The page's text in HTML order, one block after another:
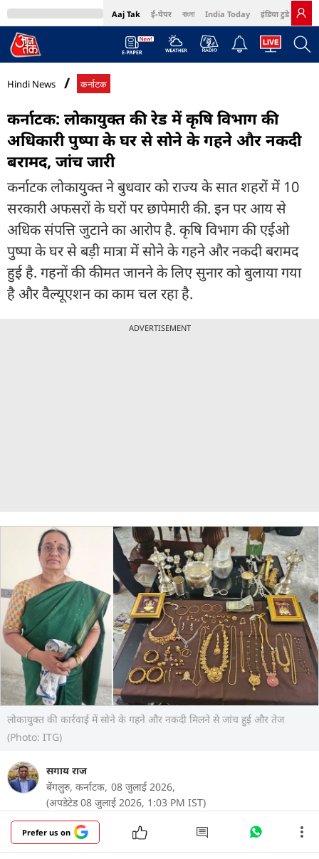
Aaj Tak ई-पेपर বাংলা India Today इंडिया टुडे हिंदी
MumbaiTak Cosmopolitan Harper's Bazaar Northeast
Hindi News कर्नाटक
कर्नाटक: लोकायुक्त की रेड में कृषि विभाग की
अधिकारी पुष्पा के घर से सोने के गहने और नकदी
बरामद, जांच जारी
कर्नाटक लोकायुक्त ने बुधवार को राज्य के सात शहरों में 10
सरकारी अफसरों के घरों पर छापेमारी की. इन पर आय से
अधिक संपत्ति जुटाने का आरोप है. कृषि विभाग की एईओ
पुष्पा के घर से बड़ी मात्रा में सोने के गहने और नकदी बरामद
हुई है. गहनों की कीमत जानने के लिए सुनार को बुलाया गया
है और वैल्यूएशन का काम चल रहा है.
ADVERTISEMENT
लोकायुक्त की कार्रवाई में सोने के गहने और नकदी मिलने से जांच हुई और तेज
(Photo: ITG)
सगाय राज
बेंगलुरु, कर्नाटक, 08 जुलाई 2026,
(अपडेटेड 08 जुलाई 2026, 1:03 PM IST)
Prefer us on